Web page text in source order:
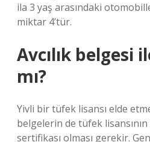
ila 3 yaş arasındaki
miktar 4’tür.
Avcılık belgesi
mı?
Yivli bir tüfek lisansı elde
belgelerin de tüfek lisansının
sertifikası olması gerekir.